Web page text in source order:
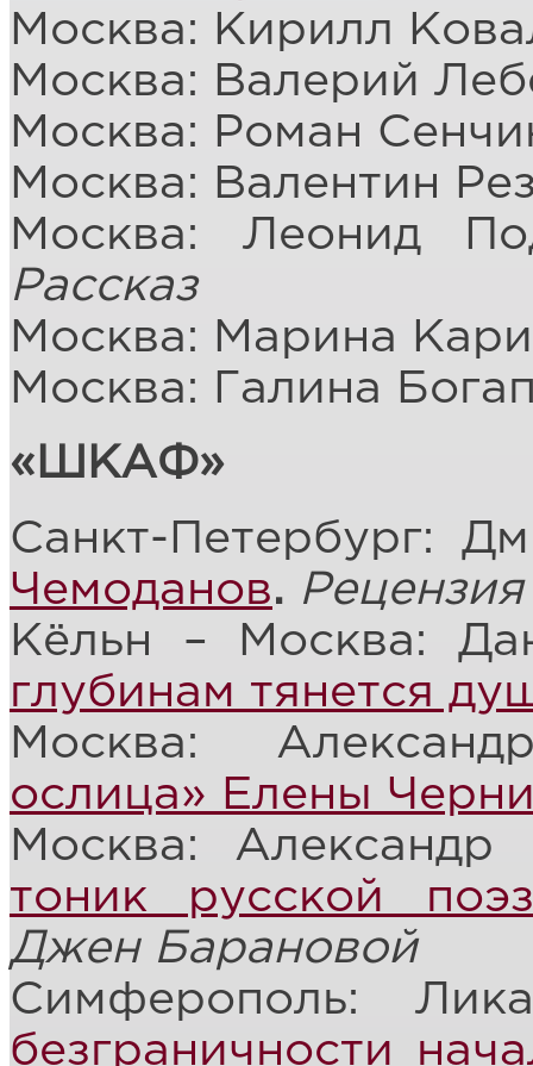
Москва: Кирилл
Москва: Валерий
Москва: Роман
Москва: Валентин
Москва: Леонид
Рассказ
Москва: Марина
Москва: Галина
«ШКАФ»
Санкт-Петербург:
Чемоданов. Рецензия
Кёльн – Москва:
глубинам тянется
Москва:
ослица» Елены
Москва: Александр
тоник русской
Джен Барановой
Симферополь:
безграничности